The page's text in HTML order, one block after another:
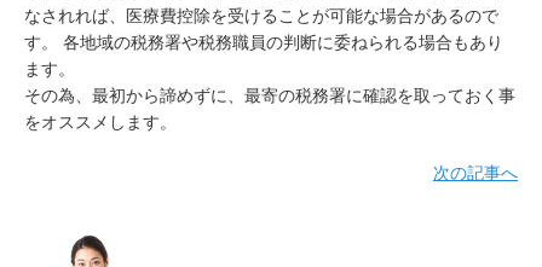
なされれば、医療費控除を受けることが可能な場合があるので
す。 各地域の税務署や税務職員の判断に委ねられる場合もあり
ます。
その為、最初から諦めずに、最寄の税務署に確認を取っておく事
をオススメします。
次の記事へ